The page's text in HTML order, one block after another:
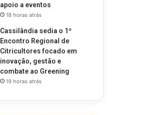
apoio a eventos
18 horas atrás
Cassilândia sedia o 1º
Encontro Regional de
Citricultores focado em
inovação, gestão e
combate ao Greening
19 horas atrás